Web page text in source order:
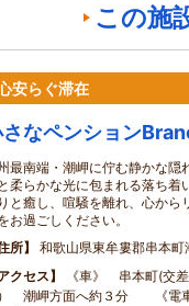
この施
安らぐ滞在
なペンション
最南端・潮岬に佇む静かな隠
柔らかな光に包まれる落ち着
と癒し、喧騒を離れ、心から
お過ごしください。
所
和歌山県東牟婁郡串本
クセス
《車》 串本町(交
潮岬方面へ約３分 《電